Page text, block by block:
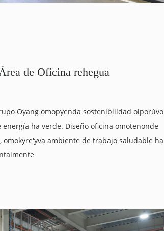
de Oficina rehegua
Oyang omopyenda sostenibilidad oiporúvo
ha verde. Diseño oficina omotenonde
omokyre'ÿva ambiente de trabajo saludable ha